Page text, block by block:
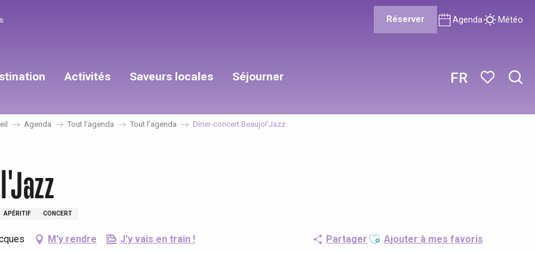
FR
Réserver Agenda Météo
Activités Saveurs locales Séjourner
Agenda Tout l’agenda Tout l’agenda Dîner-concert Beaujol'Jazz
APÉRITIF CONCERT
M'y rendre J'y vais en train ! Partager Ajouter aux favoris
Ajouter à mes favoris